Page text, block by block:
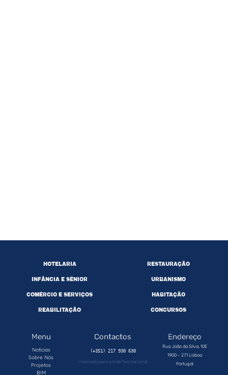
HOTELARIA
INFÂNCIA E SÉNIOR
RESTAURAÇÃO
URBANISMO
COMÉRCIO E SERVIÇOS
REABILITAÇÃO
HABITAÇÃO
CONCURSOS
Menu
Noticias
Sobre Nós
Projetos
BIM
Contactos
(+351) 217 930 630
chamada para a rede fixa nacional
Endereço
Rua João da Silva, 10E
1900 – 271 Lisboa
Portugal